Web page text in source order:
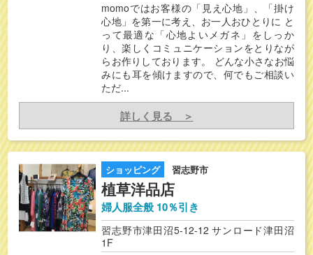
momoではお客様の「見え心地」、「掛け
心地」を第一に考え、お一人おひとりに と
って最適な「心地よいメガネ」をしっか
り、楽しくコミュニケーションをとりなが
らお作りしております。 どんな小さなお悩
みにも耳を傾けますので、何でもご相談い
ただ...
詳しく見る ＞
ショッピング 習志野市
植草洋品店
婦人服全般 10％引き
習志野市津田沼5-12-12 サンロード津田沼
1F